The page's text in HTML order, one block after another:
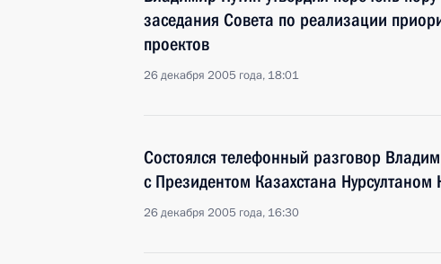
заседания Совета по реализации
проектов
26 декабря 2005 года, 18:01
Состоялся телефонный разговор
с Президентом Казахстана
26 декабря 2005 года, 16:30